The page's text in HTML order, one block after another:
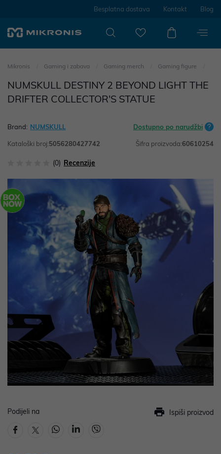
Besplatna dostava Kontakt Blog
Mikronis Gaming i zabava Gaming merch Gaming figure
NUMSKULL DESTINY 2 BEYOND LIGHT THE
DRIFTER COLLECTOR'S STATUE
Brand: NUMSKULL Dostupno po narudžbi
Kataloški broj:5056280427742 Šifra proizvoda:60610254
(0) Recenzije
Podijeli na Ispiši proizvod